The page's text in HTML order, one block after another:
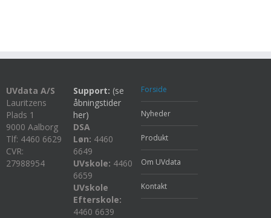
UVdata A/S
Lauritzens
Plads 1
9000 Aalborg
Tlf: 4460 6629
CVR:
27988954
Support: (se
åbningstider
her)
DSA
Løn: 4460
6649
UVskole: 4460
6659
UVskole
Efterskole:
4460 6639
Forside
Nyheder
Produkt
Om UVdata
Kontakt